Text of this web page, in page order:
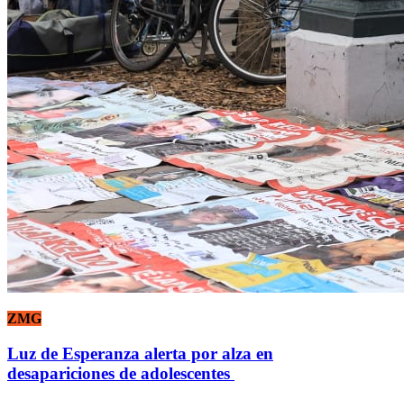
ZMG
Luz de Esperanza alerta por alza en
desapariciones de adolescentes